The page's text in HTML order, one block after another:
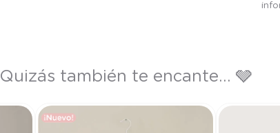
Quizás también te encante... 🩶